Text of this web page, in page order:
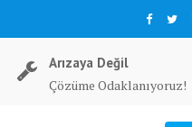
Arızaya Değil
Çözüme Odaklanıyoruz!